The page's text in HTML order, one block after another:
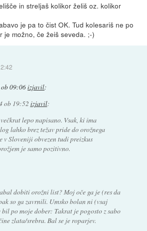
in streljaš kolikor želiš oz. kolikor
je pa to čist OK. Tud kolesariš ne po
je možno, če žeiš seveda. ;-)
ob 09:06izjavil:
ob 19:52 izjavil:
lepo napisano. Vsak, ki ima
lahko brez težav pride do orožnega
v Sloveniji obvezen tudi preizkus
je samo pozitivno.
dobiti orožni list? Moj oče ga je (res da
so ga zavrnili. Umsko bolan ni (vsaj
po moje dober: Takrat je pogosto z sabo
zlata/srebra. Bal se je roparjev.